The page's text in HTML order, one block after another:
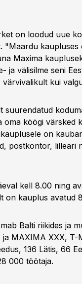
on loodud uue
"Maardu
Maxima
ja välisilme seni
kui
suurendatud
oma köögi värsked
on
postkontor, lilleäri
kell 8.00 ning
on kauplus avatud
Balti riikides ja
MAXIMA XXX, T-
136 Lätis, 66
000 töötaja.